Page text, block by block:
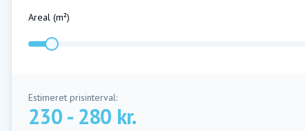
Areal (m²)
Estimeret prisinterval:
230 - 280 kr.